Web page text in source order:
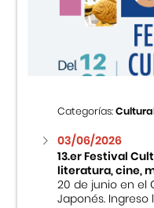
Centro Cultural
Cursos
Museo de la
Fondo Editorial
Teatro Peruano
Categorías:
03/06/2026
13.er Festival
literatura, cine,
20 de junio en el
Japonés. Ingreso